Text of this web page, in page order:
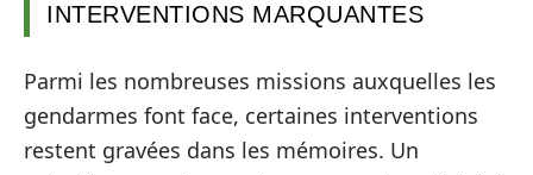
INTERVENTIONS MARQUANTES
Parmi les nombreuses missions auxquelles les
gendarmes font face, certaines interventions
restent gravées dans les mémoires. Un